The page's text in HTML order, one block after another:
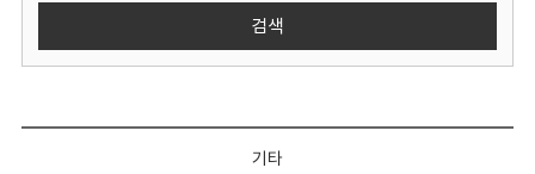
검색
기타